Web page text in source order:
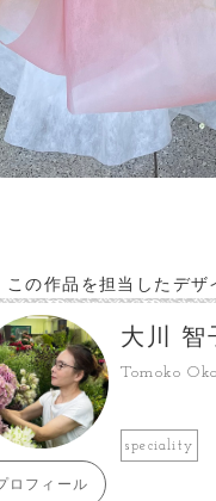
この作品を担当したデザ
ロフィール
大川 智
Tomoko
speciality